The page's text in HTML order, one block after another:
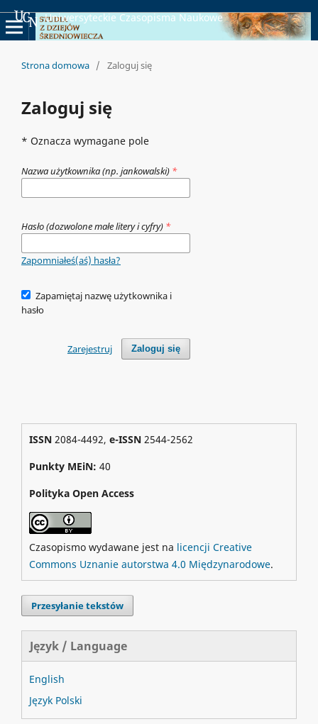
Uniwersyteckie Czasopisma Naukowe
Strona domowa / Zaloguj się
Zaloguj się
* Oznacza wymagane pole
Nazwa użytkownika (np. jankowalski) *
Hasło (dozwolone małe litery i cyfry) *
Zapomniałeś(aś) hasła?
Zapamiętaj nazwę użytkownika i
hasło
Zaloguj się
Zarejestruj
ISSN2084-4492, e-ISSN2544-2562
Punkty MEiN: 40
Polityka Open Access
Czasopismo wydawane jest na licencji Creative
Commons Uznanie autorstwa 4.0 Międzynarodowe.
Przesyłanie tekstów
Język / Language
English
Język Polski